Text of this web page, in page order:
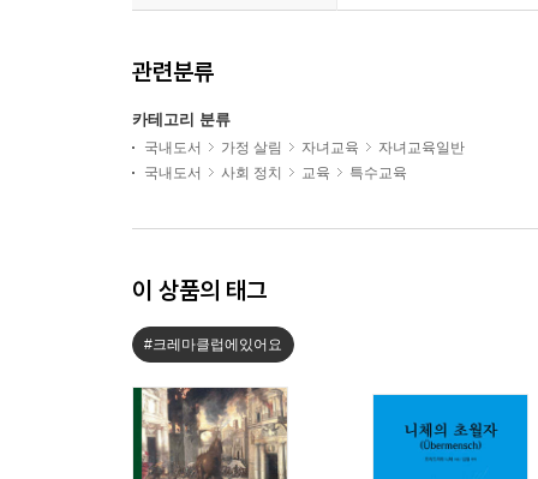
관련분류
카테고리 분류
국내도서 가정 살림 자녀교육
자녀교육일반
국내도서
사회 정치 교육 특수교육
이 상품의 태그
#크레마클럽에있어요